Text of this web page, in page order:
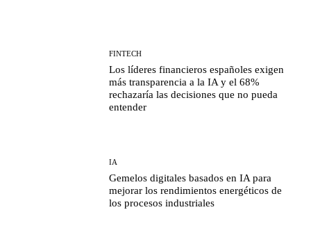
FINTECH
Los líderes financieros españoles exigen
más transparencia a la IA y el 68%
rechazaría las decisiones que no pueda
entender
IA
Gemelos digitales basados en IA para
mejorar los rendimientos energéticos de
los procesos industriales